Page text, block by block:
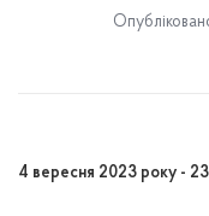
4 вересня 2023 року -